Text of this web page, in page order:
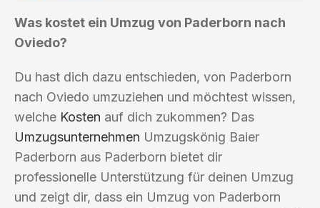
Was kostet ein Umzug von Paderborn nach
Oviedo?
Du hast dich dazu entschieden, von Paderborn
nach Oviedo umzuziehen und möchtest wissen,
welche Kosten auf dich zukommen? Das
Umzugsunternehmen Umzugskönig Baier
Paderborn aus Paderborn bietet dir
professionelle Unterstützung für deinen Umzug
und zeigt dir, dass ein Umzug von Paderborn